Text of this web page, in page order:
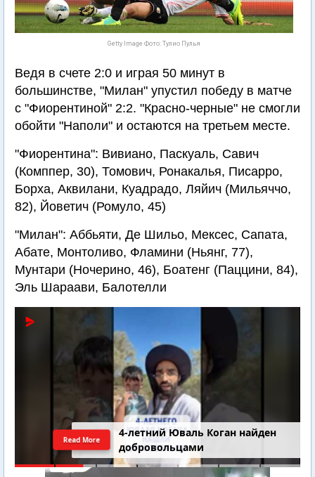
Getty Image Фото: Тулио Пулья
Ведя в счете 2:0 и играя 50 минут в
большинстве, "Милан" упустил победу в матче
с "Фиорентиной" 2:2. "Красно-черные" не смогли
обойти "Наполи" и остаются на третьем месте.
"Фиорентина": Вивиано, Паскуаль, Савич
(Комппер, 30), Томович, Ронакалья, Писарро,
Борха, Аквилани, Куадрадо, Ляйич (Мильяччо,
82), Йоветич (Ромуло, 45)
"Милан": Аббьяти, Де Шильо, Мексес, Сапата,
Абате, Монтоливо, Фламини (Ньянг, 77),
Мунтари (Ночерино, 46), Боатенг (Паццини, 84),
Эль Шараави, Балотелли
4-летний Юваль Коган найден
добровольцами
Read More